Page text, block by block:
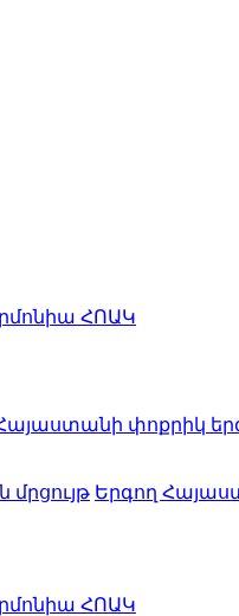
ՀՈԱԿ
փոքրիկ
մրցույթ Երգող
ՀՈԱԿ